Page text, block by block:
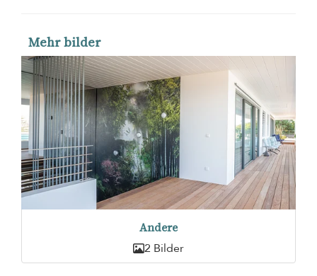
Mehr bilder
Andere
2 Bilder